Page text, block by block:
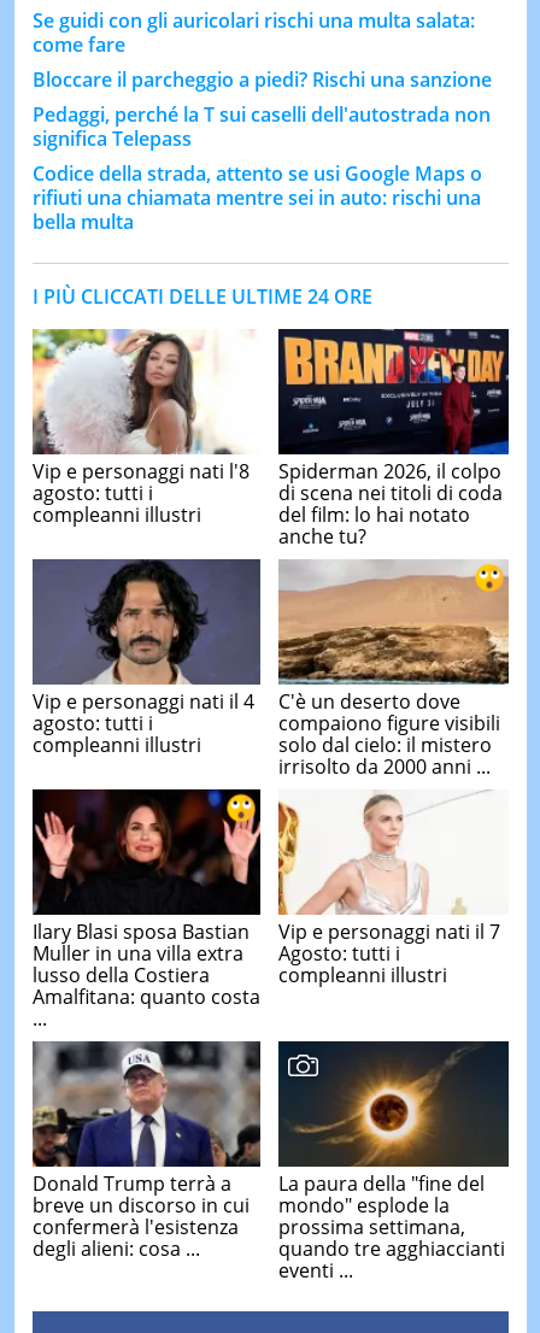
Se guidi con gli auricolari rischi una multa salata:
come fare
Bloccare il parcheggio a piedi? Rischi una sanzione
Pedaggi, perché la T sui caselli dell'autostrada non
significa Telepass
Codice della strada, attento se usi Google Maps o
rifiuti una chiamata mentre sei in auto: rischi una
bella multa
I PIÙ CLICCATI DELLE ULTIME 24 ORE
Vip e personaggi nati l'8
agosto: tutti i
compleanni illustri
Spiderman 2026, il colpo
di scena nei titoli di coda
del film: lo hai notato
anche tu?
Vip e personaggi nati il 4
agosto: tutti i
compleanni illustri
C'è un deserto dove
compaiono figure visibili
solo dal cielo: il mistero
irrisolto da 2000 anni ...
Ilary Blasi sposa Bastian
Muller in una villa extra
lusso della Costiera
Amalfitana: quanto costa
...
Vip e personaggi nati il 7
Agosto: tutti i
compleanni illustri
Donald Trump terrà a
breve un discorso in cui
confermerà l'esistenza
degli alieni: cosa ...
La paura della "fine del
mondo" esplode la
prossima settimana,
quando tre agghiaccianti
eventi ...